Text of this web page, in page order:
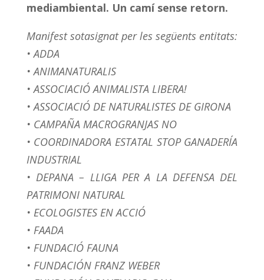
mediambiental. Un camí sense retorn.
Manifest sotasignat per les següents entitats:
• ADDA
• ANIMANATURALIS
• ASSOCIACIÓ ANIMALISTA LIBERA!
• ASSOCIACIÓ DE NATURALISTES DE GIRONA
• CAMPAÑA MACROGRANJAS NO
• COORDINADORA ESTATAL STOP GANADERÍA
INDUSTRIAL
• DEPANA – LLIGA PER A LA DEFENSA DEL
PATRIMONI NATURAL
• ECOLOGISTES EN ACCIÓ
• FAADA
• FUNDACIÓ FAUNA
• FUNDACIÓN FRANZ WEBER